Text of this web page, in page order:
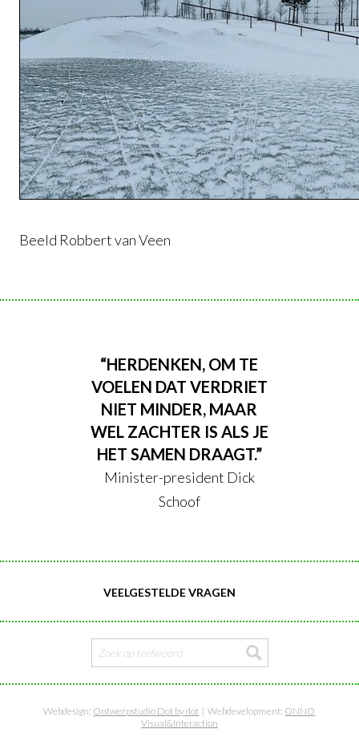
Beeld Robbert van Veen
“HERDENKEN, OM TE
VOELEN DAT VERDRIET
NIET MINDER, MAAR
WEL ZACHTER IS ALS JE
HET SAMEN DRAAGT.”
Minister-president Dick
Schoof
VEELGESTELDE VRAGEN
Webdesign: Ontwerpstudio Dot by dot | Webdevelopment: ONNO
Visual&Interaction